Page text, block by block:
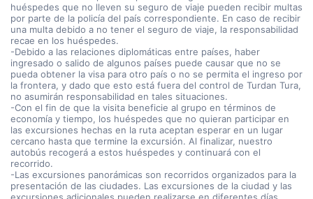
huéspedes que no lleven su seguro de viaje pueden recibir multas
por parte de la policía del país correspondiente. En caso de recibir
una multa debido a no tener el seguro de viaje, la responsabilidad
recae en los huéspedes.
-Debido a las relaciones diplomáticas entre países, haber
ingresado o salido de algunos países puede causar que no se
pueda obtener la visa para otro país o no se permita el ingreso por
la frontera, y dado que esto está fuera del control de Turdan Tura,
no asumirán responsabilidad en tales situaciones.
-Con el fin de que la visita beneficie al grupo en términos de
economía y tiempo, los huéspedes que no quieran participar en
las excursiones hechas en la ruta aceptan esperar en un lugar
cercano hasta que termine la excursión. Al finalizar, nuestro
autobús recogerá a estos huéspedes y continuará con el
recorrido.
-Las excursiones panorámicas son recorridos organizados para la
presentación de las ciudades. Las excursiones de la ciudad y las